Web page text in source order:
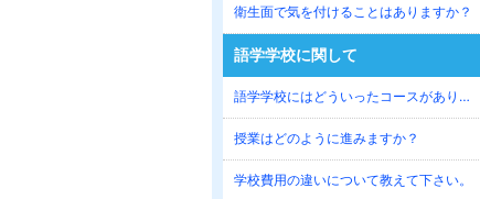
衛生面で気を付けることはありますか？
語学学校に関して
語学学校にはどういったコースがありますか？
授業はどのように進みますか？
学校費用の違いについて教えて下さい。